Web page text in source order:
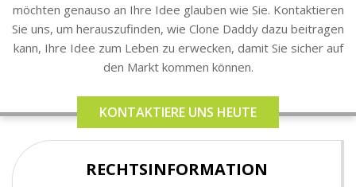
möchten genauso an Ihre Idee glauben wie Sie. Kontaktieren
Sie uns, um herauszufinden, wie Clone Daddy dazu beitragen
kann, Ihre Idee zum Leben zu erwecken, damit Sie sicher auf
den Markt kommen können.
KONTAKTIERE UNS HEUTE
RECHTSINFORMATION